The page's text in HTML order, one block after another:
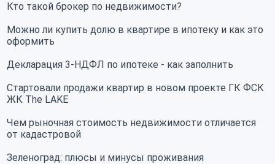
Кто такой брокер по недвижимости?
Можно ли купить долю в квартире в ипотеку и как это
оформить
Декларация 3-НДФЛ по ипотеке - как заполнить
Стартовали продажи квартир в новом проекте ГК ФСК
ЖК The LAKE
Чем рыночная стоимость недвижимости отличается
от кадастровой
Зеленоград: плюсы и минусы проживания